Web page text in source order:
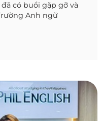
có buổi gặp gỡ và
Anh ngữ